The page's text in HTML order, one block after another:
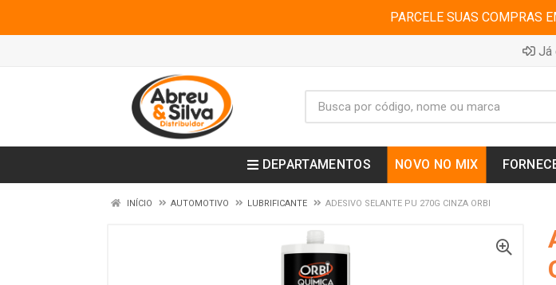
PARCELE SUAS COMPRAS
Já
DEPARTAMENTOS NOVO NO MIX
INÍCIO AUTOMOTIVO LUBRIFICANTE ADESIVO SELANTE PU 270G CINZA ORBI